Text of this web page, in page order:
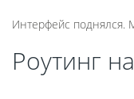
Интерфейс поднялся.
Роутинг